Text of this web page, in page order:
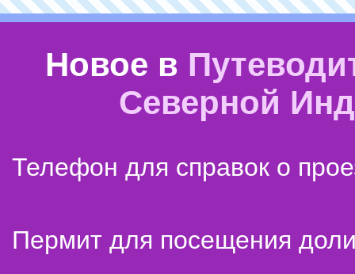
Новое в
Северной
Телефон для справок о
Пермит для посещения